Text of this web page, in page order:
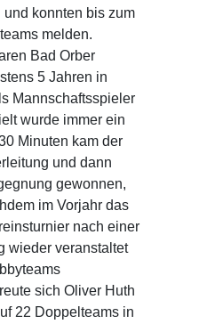
konnten bis zum
melden.
Bad Orber
5 Jahren in
Mannschaftsspieler
wurde immer ein
Minuten kam der
und dann
gewonnen,
im Vorjahr das
nach einer
wieder veranstaltet
sich Oliver Huth
22 Doppelteams in